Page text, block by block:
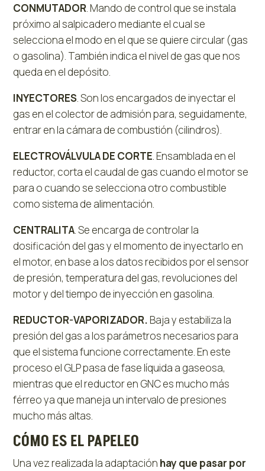
CONMUTADOR . Mando de control que se instala
próximo al salpicadero mediante el cual se
selecciona el modo en el que se quiere circular (gas
o gasolina). También indica el nivel de gas que nos
queda en el depósito.
INYECTORES . Son los encargados de inyectar el
gas en el colector de admisión para, seguidamente,
entrar en la cámara de combustión (cilindros).
ELECTROVÁLVULA DE CORTE . Ensamblada en el
reductor, corta el caudal de gas cuando el motor se
para o cuando se selecciona otro combustible
como sistema de alimentación.
CENTRALITA . Se encarga de controlar la
dosificación del gas y el momento de inyectarlo en
el motor, en base a los datos recibidos por el sensor
de presión, temperatura del gas, revoluciones del
motor y del tiempo de inyección en gasolina.
REDUCTOR-VAPORIZADOR.Baja y estabiliza la
presión del gas a los parámetros necesarios para
que el sistema funcione correctamente. En este
proceso el GLP pasa de fase líquida a gaseosa,
mientras que el reductor en GNC es mucho más
férreo ya que maneja un intervalo de presiones
mucho más altas.
CÓMO ES EL PAPELEO
Una vez realizada la adaptación hay que pasar por